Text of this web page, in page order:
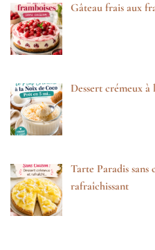
Gâteau frais aux
Dessert crémeux
Tarte Paradis sans
rafraîchissant